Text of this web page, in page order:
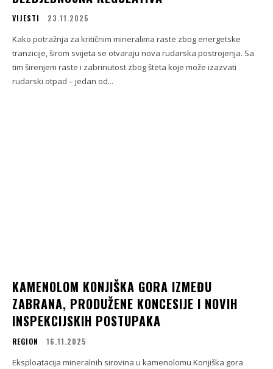
VIJESTI 23.11.2025
Kako potražnja za kritičnim mineralima raste zbog energetske
tranzicije, širom svijeta se otvaraju nova rudarska postrojenja. Sa
tim širenjem raste i zabrinutost zbog šteta koje može izazvati
rudarski otpad – jedan od...
KAMENOLOM KONJIŠKA GORA IZMEĐU
ZABRANA, PRODUŽENE KONCESIJE I NOVIH
INSPEKCIJSKIH POSTUPAKA
REGION 16.11.2025
Eksploatacija mineralnih sirovina u kamenolomu Konjiška gora